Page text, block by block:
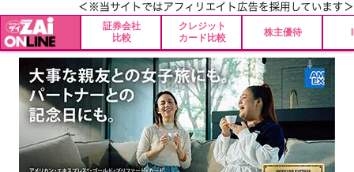
証券会社
比較
クレジット
カード比較
株主優待